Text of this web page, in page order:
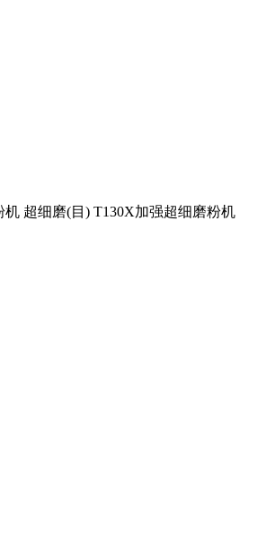
超细磨(目) T130X加强超细磨粉机